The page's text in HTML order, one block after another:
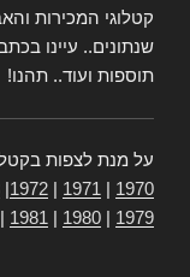
קטלוגי המכירות
שנתונים.. עיינו
תוספות ועוד.. תהנו!
על מנת לצפות
1970
1971
1972
1979
1980
1981